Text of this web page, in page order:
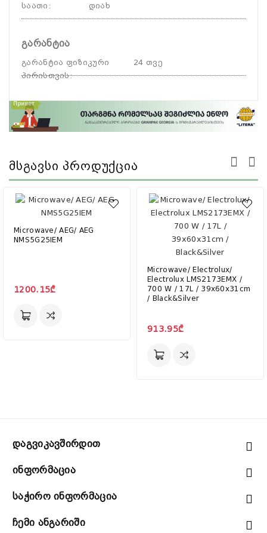
საათი : დიახ
გარანტია
გარანტია ფიზიკური
პირისთვის:
24 თვე
Მსგავსი Პროდუქცია
Microwave/ AEG/ AEG
NMS5G25IEM
1200.15₾
Microwave/ Electrolux/
Electrolux LMS2173EMX /
700 W / 17L / 39x60x31cm
/ Black&Silver
913.95₾
Დაგვიკავშირდით
Ინფორმაცია
Საჭირო Ინფორმაცია
Ჩემი Ანგარიში